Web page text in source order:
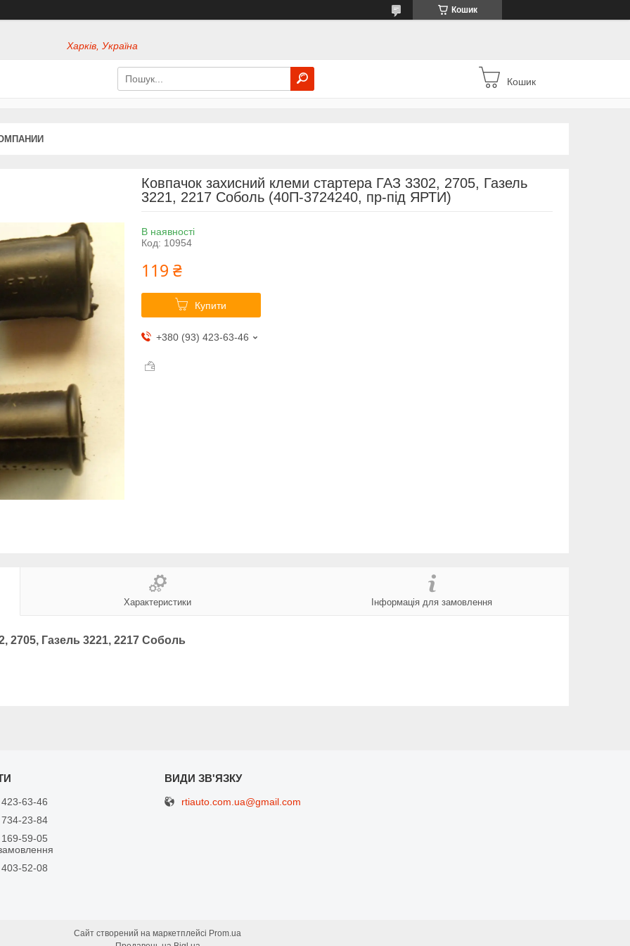
Кошик
Харків, Україна
Кошик
Ковпачок захисний клеми стартера ГАЗ 3302, 2705, Газель
3221, 2217 Соболь (40П-3724240, пр-під ЯРТИ)
В наявності
Код: 10954
119 ₴
Купити
+380 (93) 423-63-46
Характеристики Інформація для замовлення
2705, Газель 3221, 2217 Соболь
63-46
23-84
59-05
52-08
rtiauto.com.ua@gmail.com
Сайт створений на маркетплейсі Prom.ua